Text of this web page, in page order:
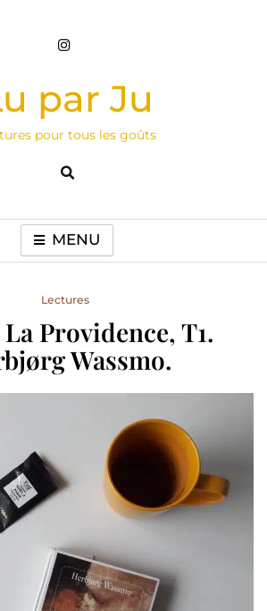
par Ju
pour tous les goûts
MENU
Lectures
Providence, T1.
Wassmo.